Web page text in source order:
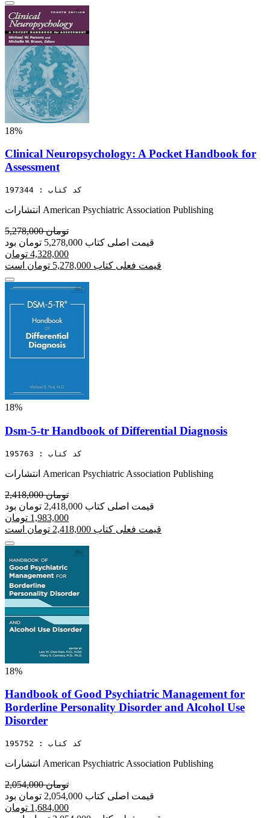
18%
Clinical Neuropsychology: A Pocket Handbook for
Assessment
کد کتاب : 197344
انتشارات American Psychiatric Association Publishing
5,278,000 تومان
قیمت اصلی کتاب 5,278,000 تومان بود
4,328,000 تومان
قیمت فعلی کتاب 5,278,000 تومان است
18%
Dsm-5-tr Handbook of Differential Diagnosis
کد کتاب : 195763
انتشارات American Psychiatric Association Publishing
2,418,000 تومان
قیمت اصلی کتاب 2,418,000 تومان بود
1,983,000 تومان
قیمت فعلی کتاب 2,418,000 تومان است
18%
Handbook of Good Psychiatric Management for
Borderline Personality Disorder and Alcohol Use
Disorder
کد کتاب : 195752
انتشارات American Psychiatric Association Publishing
2,054,000 تومان
قیمت اصلی کتاب 2,054,000 تومان بود
1,684,000 تومان